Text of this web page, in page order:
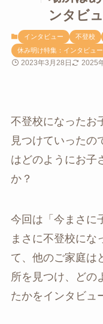
ンタビ
インタビュー 不登校
休み明け特集：インタビュー
2023年3月28日 2025
不登校になったお
見つけていったの
はどのようにお子
か？
今回は「今まさに
まさに不登校にな
て、他のご家庭は
所を見つけ、どの
たかをインタビュ